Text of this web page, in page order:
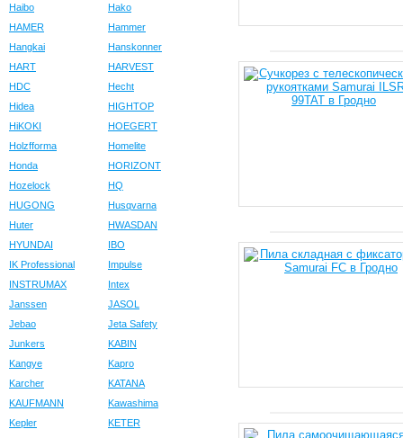
Haibo
Hako
HAMER
Hammer
Hangkai
Hanskonner
HART
HARVEST
HDC
Hecht
Hidea
HIGHTOP
HiKOKI
HOEGERT
Holzfforma
Homelite
Honda
HORIZONT
Hozelock
HQ
HUGONG
Husqvarna
Huter
HWASDAN
HYUNDAI
IBO
IK Professional
Impulse
INSTRUMAX
Intex
Janssen
JASOL
Jebao
Jeta Safety
Junkers
KABIN
Kangye
Kapro
Karcher
KATANA
KAUFMANN
Kawashima
Kepler
KETER